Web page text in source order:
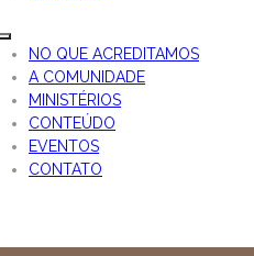
NO QUE ACREDITAMOS
A COMUNIDADE
MINISTÉRIOS
CONTEÚDO
EVENTOS
CONTATO